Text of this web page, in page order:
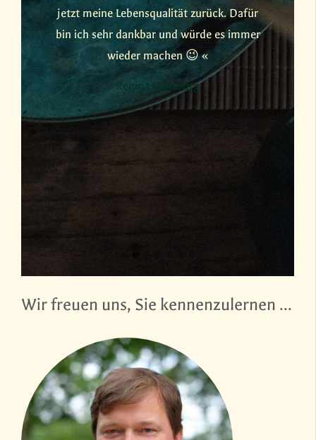
jetzt meine Lebensqualität zurück. Dafür
bin ich sehr dankbar und würde es immer
wieder machen 😉 «
Regina Hamburg
Wir freuen uns, Sie kennenzulernen …